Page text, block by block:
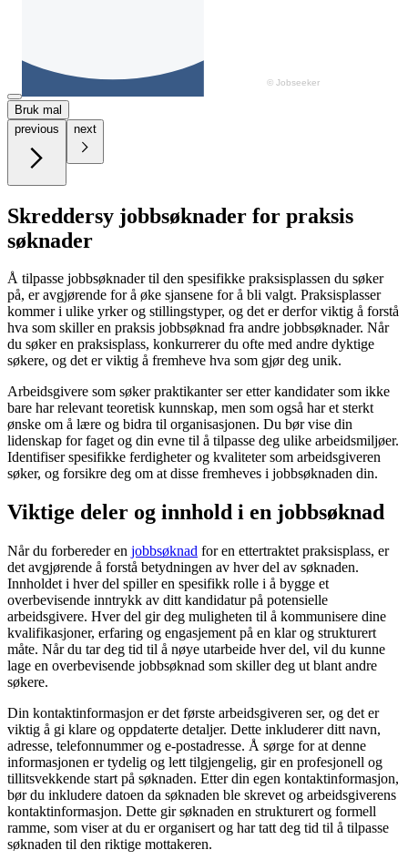
Bruk mal
previous
next
Skreddersy jobbsøknader for praksis
søknader
Å tilpasse jobbsøknader til den spesifikke praksisplassen du søker
på, er avgjørende for å øke sjansene for å bli valgt. Praksisplasser
kommer i ulike yrker og stillingstyper, og det er derfor viktig å forstå
hva som skiller en praksis jobbsøknad fra andre jobbsøknader. Når
du søker en praksisplass, konkurrerer du ofte med andre dyktige
søkere, og det er viktig å fremheve hva som gjør deg unik.
Arbeidsgivere som søker praktikanter ser etter kandidater som ikke
bare har relevant teoretisk kunnskap, men som også har et sterkt
ønske om å lære og bidra til organisasjonen. Du bør vise din
lidenskap for faget og din evne til å tilpasse deg ulike arbeidsmiljøer.
Identifiser spesifikke ferdigheter og kvaliteter som arbeidsgiveren
søker, og forsikre deg om at disse fremheves i jobbsøknaden din.
Viktige deler og innhold i en jobbsøknad
Når du forbereder en jobbsøknad for en ettertraktet praksisplass, er
det avgjørende å forstå betydningen av hver del av søknaden.
Innholdet i hver del spiller en spesifikk rolle i å bygge et
overbevisende inntrykk av ditt kandidatur på potensielle
arbeidsgivere. Hver del gir deg muligheten til å kommunisere dine
kvalifikasjoner, erfaring og engasjement på en klar og strukturert
måte. Når du tar deg tid til å nøye utarbeide hver del, vil du kunne
lage en overbevisende jobbsøknad som skiller deg ut blant andre
søkere.
Din kontaktinformasjon er det første arbeidsgiveren ser, og det er
viktig å gi klare og oppdaterte detaljer. Dette inkluderer ditt navn,
adresse, telefonnummer og e-postadresse. Å sørge for at denne
informasjonen er tydelig og lett tilgjengelig, gir en profesjonell og
tillitsvekkende start på søknaden. Etter din egen kontaktinformasjon,
bør du inkludere datoen da søknaden ble skrevet og arbeidsgiverens
kontaktinformasjon. Dette gir søknaden en strukturert og formell
ramme, som viser at du er organisert og har tatt deg tid til å tilpasse
søknaden til den riktige mottakeren.